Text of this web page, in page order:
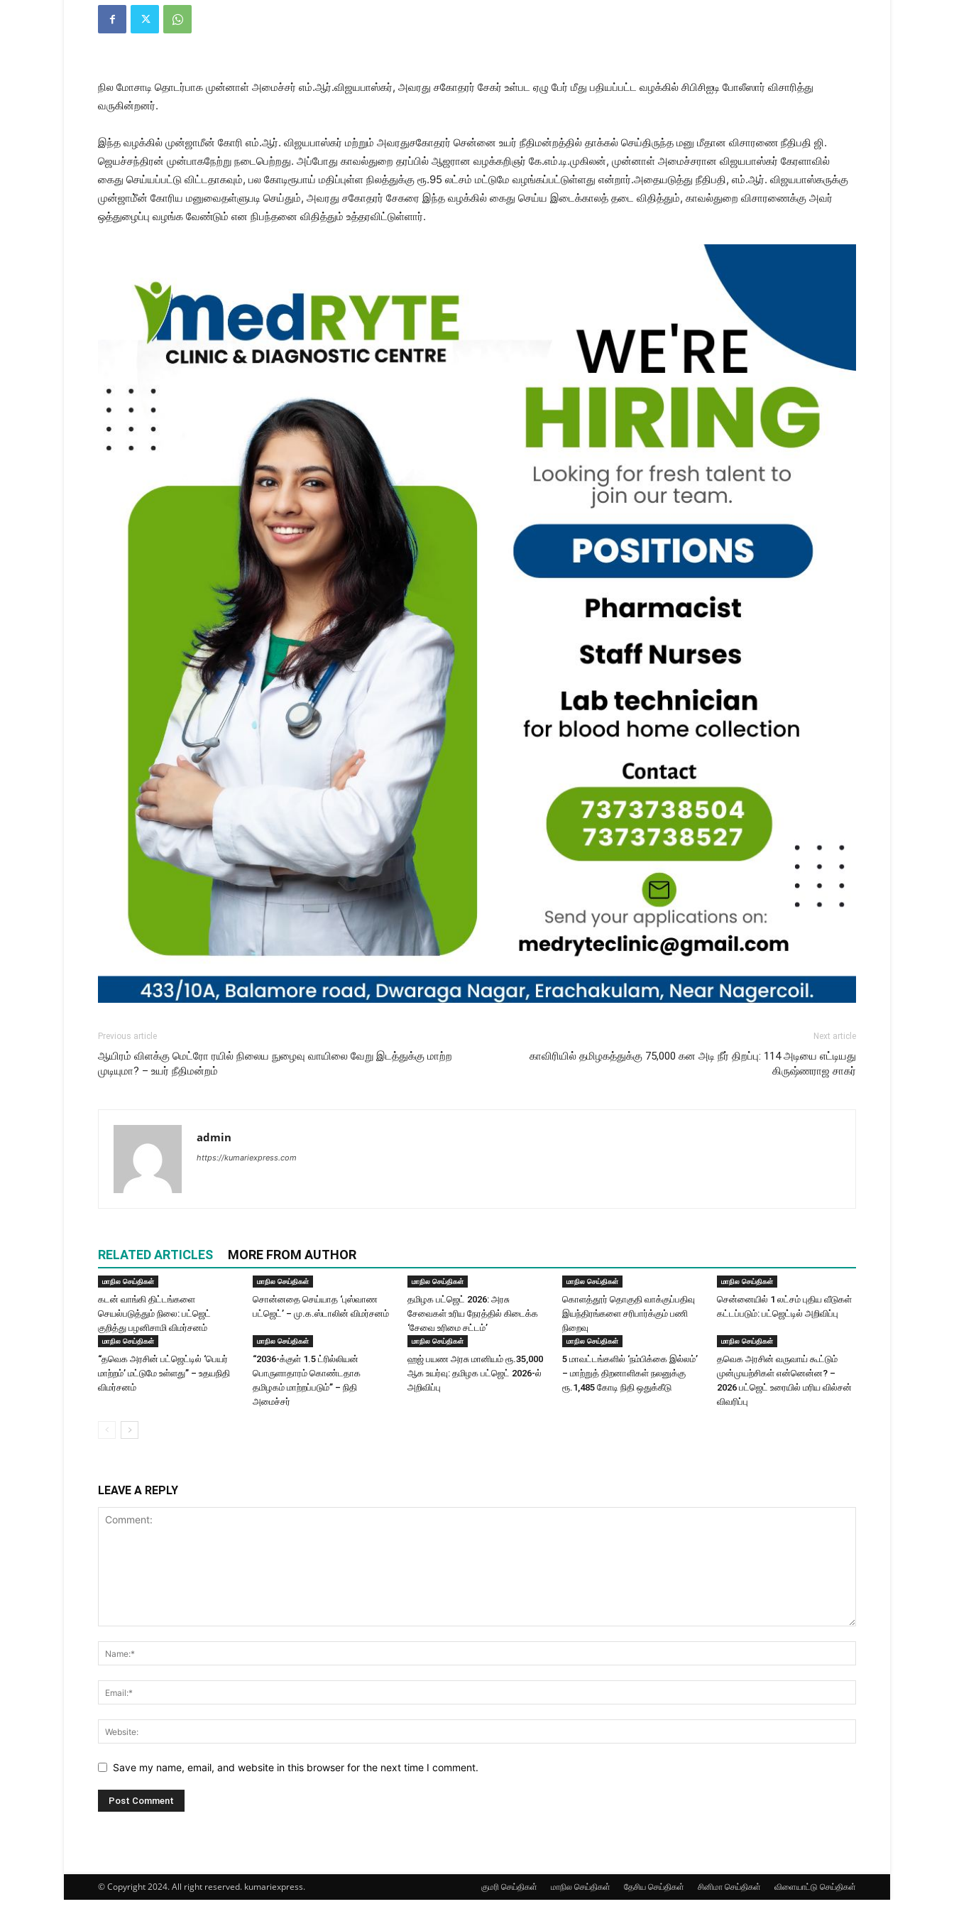
|
நில மோசாடி தொடர்பாக முன்னாள் அமைச்சர் எம்.ஆர்.விஜயபாஸ்கர், அவரது சகோதரர் சேகர் உள்பட ஏழு பேர் மீது பதியப்பட்ட வழக்கில் சிபிசிஐடி போலீஸார் விசாரித்து
வருகின்றனர்.
இந்த வழக்கில் முன்ஜாமீன் கோரி எம்.ஆர். விஜயபாஸ்கர் மற்றும் அவரதுசகோதரர் சென்னை உயர் நீதிமன்றத்தில் தாக்கல் செய்திருந்த மனு மீதான விசாரணை நீதிபதி ஜி.
ஜெயச்சந்திரன் முன்பாகநேற்று நடைபெற்றது. அப்போது காவல்துறை தரப்பில் ஆஜரான வழக்கறிஞர் கே.எம்.டி.முகிலன், முன்னாள் அமைச்சரான விஜயபாஸ்கர் கேரளாவில்
கைது செய்யப்பட்டு விட்டதாகவும், பல கோடிரூபாய் மதிப்புள்ள நிலத்துக்கு ரூ.95 லட்சம் மட்டுமே வழங்கப்பட்டுள்ளது என்றார்.அதையடுத்து நீதிபதி, எம்.ஆர். விஜயபாஸ்கருக்கு
முன்ஜாமீ்ன் கோரிய மனுவைதள்ளுபடி செய்தும், அவரது சகோதரர் சேகரை இந்த வழக்கில் கைது செய்ய இடைக்காலத் தடை விதித்தும், காவல்துறை விசாரணைக்கு அவர்
ஒத்துழைப்பு வழங்க வேண்டும் என நிபந்தனை விதித்தும் உத்தரவிட்டுள்ளார்.
Previous article
ஆயிரம் விளக்கு மெட்ரோ ரயில் நிலைய நுழைவு வாயிலை வேறு இடத்துக்கு மாற்ற
முடியுமா? – உயர் நீதிமன்றம்
Next article
காவிரியில் தமிழகத்துக்கு 75,000 கன அடி நீர் திறப்பு: 114 அடியை எட்டியது
கிருஷ்ணராஜ சாகர்
admin
https://kumariexpress.com
RELATED ARTICLES MORE FROM AUTHOR
மாநில செய்திகள்
கடன் வாங்கி திட்டங்களை
செயல்படுத்தும் நிலை: பட்ஜெட்
குறித்து பழனிசாமி விமர்சனம்
மாநில செய்திகள்
சொன்னதை செய்யாத ‘புஸ்வாண
பட்ஜெட்’ – மு.க.ஸ்டாலின் விமர்சனம்
மாநில செய்திகள்
தமிழக பட்ஜெட் 2026: அரசு
சேவைகள் உரிய நேரத்தில் கிடைக்க
‘சேவை உரிமை சட்டம்’
மாநில செய்திகள்
கொளத்தூர் தொகுதி வாக்குப்பதிவு
இயந்திரங்களை சரிபார்க்கும் பணி
நிறைவு
மாநில செய்திகள்
சென்னையில் 1 லட்சம் புதிய வீடுகள்
கட்டப்படும்: பட்ஜெட்டில் அறிவிப்பு
மாநில செய்திகள்
“தவெக அரசின் பட்ஜெட்டில் ‘பெயர்
மாற்றம்’ மட்டுமே உள்ளது” – உதயநிதி
விமர்சனம்
மாநில செய்திகள்
“2036-க்குள் 1.5 ட்ரில்லியன்
பொருளாதாரம் கொண்டதாக
தமிழகம் மாற்றப்படும்” – நிதி
அமைச்சர்
மாநில செய்திகள்
ஹஜ் பயண அரசு மானியம் ரூ.35,000
ஆக உயர்வு: தமிழக பட்ஜெட் 2026-ல்
அறிவிப்பு
மாநில செய்திகள்
5 மாவட்டங்களில் ‘நம்பிக்கை இல்லம்’
– மாற்றுத் திறனாளிகள் நலனுக்கு
ரூ.1,485 கோடி நிதி ஒதுக்கீடு
மாநில செய்திகள்
தவெக அரசின் வருவாய் கூட்டும்
முன்முயற்சிகள் என்னென்ன? –
2026 பட்ஜெட் உரையில் மரிய வில்சன்
விவரிப்பு
LEAVE A REPLY
Save my name, email, and website in this browser for the next time I comment.
குமரி செய்திகள் மாநில செய்திகள் தேசிய செய்திகள் சினிமா செய்திகள் விளையாட்டு செய்திகள்
© Copyright 2024. All right reserved. kumariexpress.